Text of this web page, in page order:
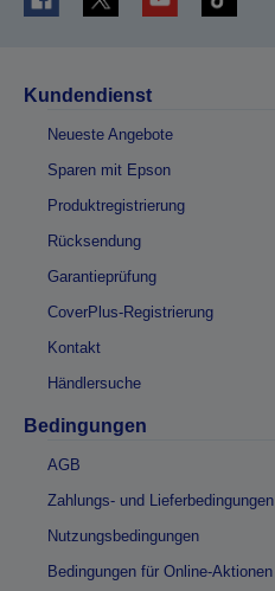
Kundendienst
Neueste Angebote
Sparen mit Epson
Produktregistrierung
Rücksendung
Garantieprüfung
CoverPlus-Registrierung
Kontakt
Händlersuche
Bedingungen
AGB
Zahlungs- und Lieferbedingungen
Nutzungsbedingungen
Bedingungen für Online-Aktionen